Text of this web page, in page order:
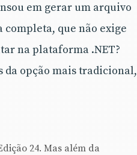
em gerar um arquivo
completa, que não exige
na plataforma .NET?
da opção mais tradicional,
24. Mas além da